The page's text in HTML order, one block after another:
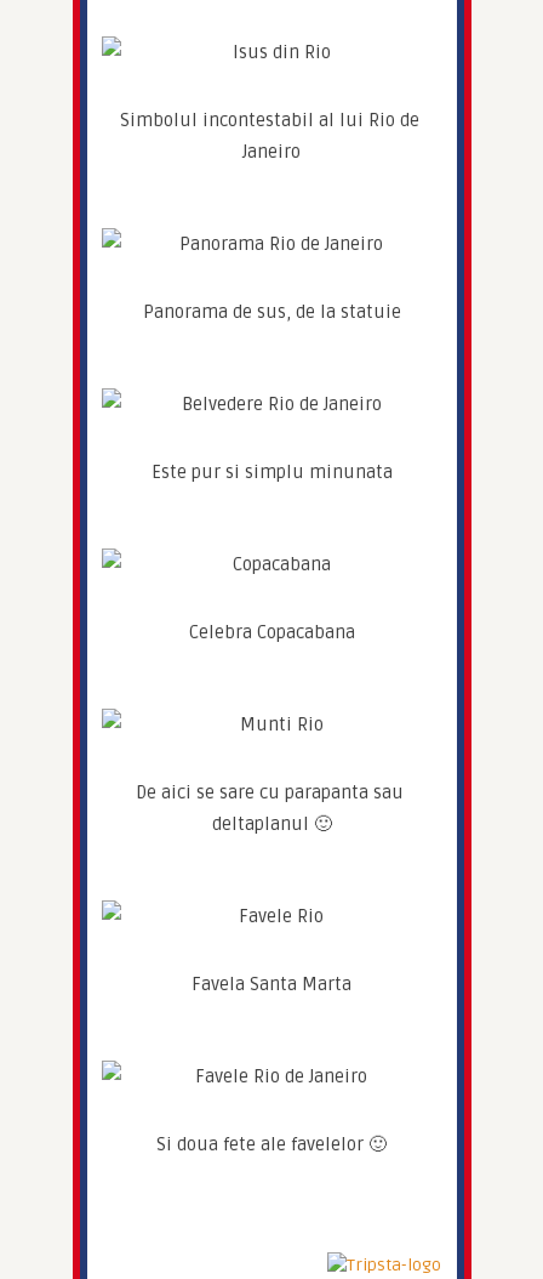
Simbolul incontestabil al lui Rio de
Janeiro
Panorama de sus, de la statuie
Este pur si simplu minunata
Celebra Copacabana
De aici se sare cu parapanta sau
deltaplanul 🙂
Favela Santa Marta
Si doua fete ale favelelor 🙂